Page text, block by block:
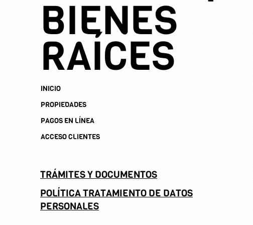
BIENES
RAÍCES
INICIO
PROPIEDADES
PAGOS EN LÍNEA
ACCESO CLIENTES
TRÁMITES Y DOCUMENTOS
POLÍTICA TRATAMIENTO DE DATOS
PERSONALES